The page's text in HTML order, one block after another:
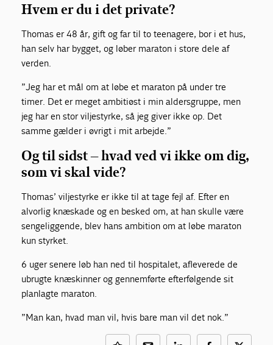
Hvem er du i det private?
Thomas er 48 år, gift og far til to teenagere, bor i et hus,
han selv har bygget, og løber maraton i store dele af
verden.
”Jeg har et mål om at løbe et maraton på under tre
timer. Det er meget ambitiøst i min aldersgruppe, men
jeg har en stor viljestyrke, så jeg giver ikke op. Det
samme gælder i øvrigt i mit arbejde.”
Og til sidst – hvad ved vi ikke om dig,
som vi skal vide?
Thomas’ viljestyrke er ikke til at tage fejl af. Efter en
alvorlig knæskade og en besked om, at han skulle være
sengeliggende, blev hans ambition om at løbe maraton
kun styrket.
6 uger senere løb han ned til hospitalet, afleverede de
ubrugte knæskinner og gennemførte efterfølgende sit
planlagte maraton.
”Man kan, hvad man vil, hvis bare man vil det nok.”